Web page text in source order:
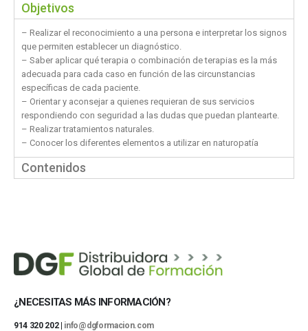
Objetivos
– Realizar el reconocimiento a una persona e interpretar los signos
que permiten establecer un diagnóstico.
– Saber aplicar qué terapia o combinación de terapias es la más
adecuada para cada caso en función de las circunstancias
específicas de cada paciente.
– Orientar y aconsejar a quienes requieran de sus servicios
respondiendo con seguridad a las dudas que puedan plantearte.
– Realizar tratamientos naturales.
– Conocer los diferentes elementos a utilizar en naturopatía
Contenidos
¿NECESITAS MÁS INFORMACIÓN?
914 320 202 | info@dgformacion.com